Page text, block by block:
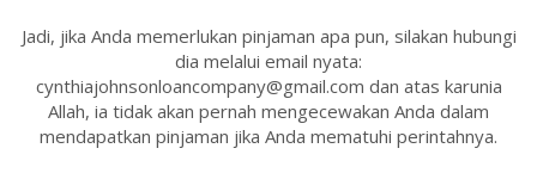
Jadi, jika Anda memerlukan pinjaman apa pun, silakan hubungi
dia melalui email nyata:
cynthiajohnsonloancompany@gmail.com dan atas karunia
Allah, ia tidak akan pernah mengecewakan Anda dalam
mendapatkan pinjaman jika Anda mematuhi perintahnya.